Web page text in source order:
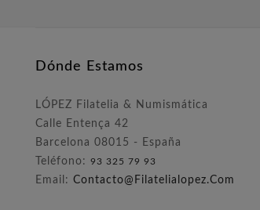
Dónde Estamos
LÓPEZ Filatelia & Numismática
Calle Entença 42
Barcelona 08015 - España
Teléfono: 93 325 79 93
Email: Contacto@filatelialopez.com